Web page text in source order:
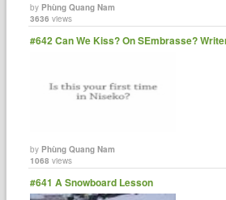
byPhùng Quang Nam
3636 views
#642 Can We Kiss? On SEmbrasse?
byPhùng Quang Nam
1068 views
#641 A Snowboard Lesson